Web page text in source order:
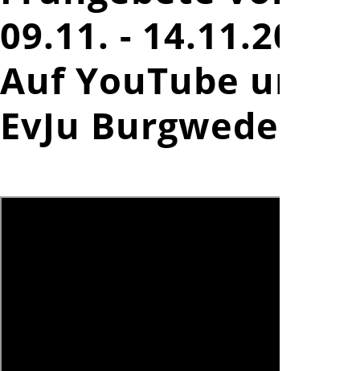
09.11. - 14.11.2020!
Auf YouTube unter
EvJu Burgwedel